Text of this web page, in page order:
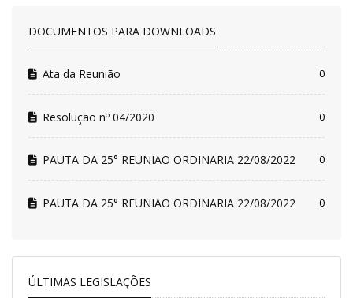
DOCUMENTOS PARA DOWNLOADS
Ata da Reunião 0
Resolução nº 04/2020 0
PAUTA DA 25° REUNIAO ORDINARIA 22/08/2022 0
PAUTA DA 25° REUNIAO ORDINARIA 22/08/2022 0
ÚLTIMAS LEGISLAÇÕES